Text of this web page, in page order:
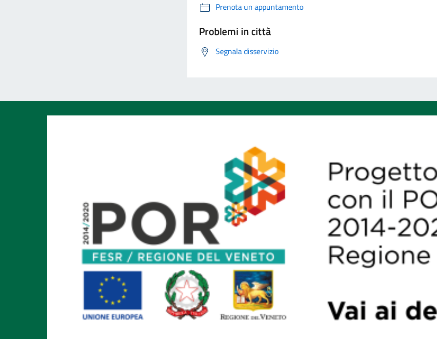
Prenota un appuntamento
Problemi in città
Segnala disservizio